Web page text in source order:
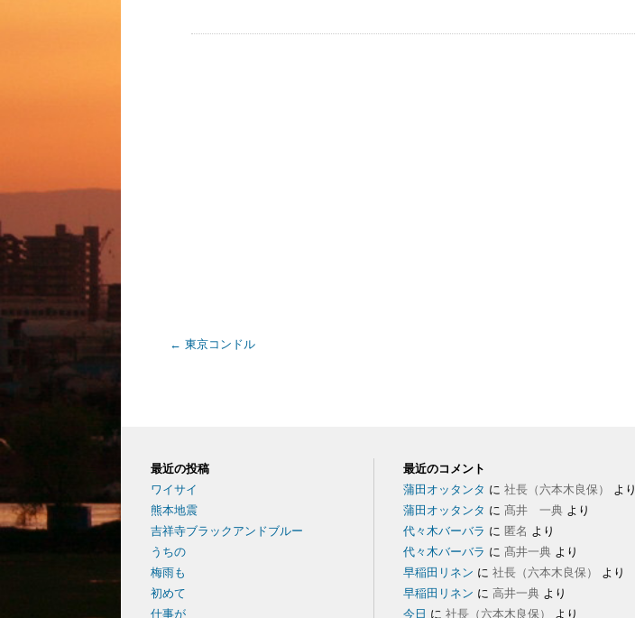
← 東京コンドル
最近の投稿
ワイサイ
熊本地震
吉祥寺ブラックアンドブルー
うちの
梅雨も
初めて
仕事が
最近のコメント
蒲田オッタンタ に社長（六本木良保）
より
蒲田オッタンタ に髙井 一典 より
代々木バーバラ に 匿名 より
代々木バーバラ に髙井一典 より
早稲田リネン に社長（六本木良保）
より
早稲田リネン に高井一典 より
今日 に社長（六本木良保） より